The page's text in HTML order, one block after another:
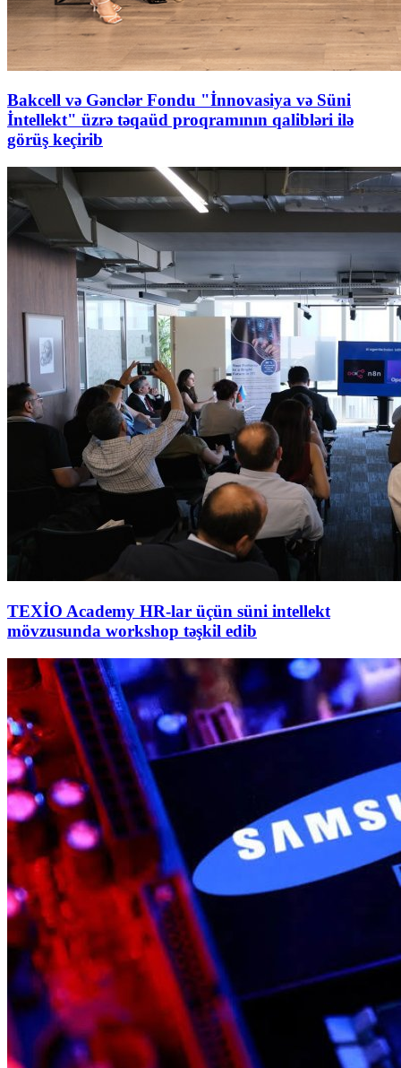
Bakcell və Gənclər Fondu "İnnovasiya və Süni
İntellekt" üzrə təqaüd proqramının qalibləri ilə
görüş keçirib
TEXİO Academy HR-lar üçün süni intellekt
mövzusunda workshop təşkil edib